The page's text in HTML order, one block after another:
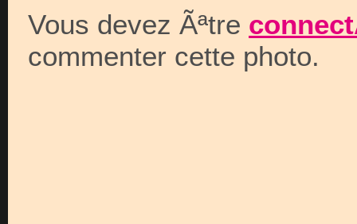
Vous devez Ãªtre
commenter cette photo.